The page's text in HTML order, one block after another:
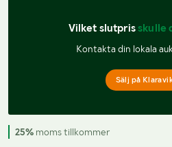
Vilket slutpris skulle
Kontakta din lokala
Sälj på
25% moms tillkommer